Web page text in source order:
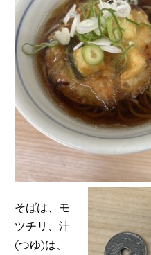
そばは、モ
ツチリ、汁
(つゆ)は、